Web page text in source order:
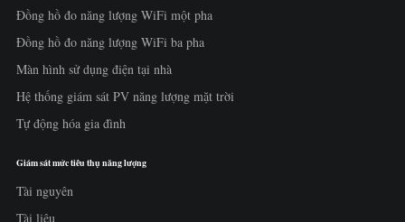
Đồng hồ đo năng lượng WiFi một pha
Đồng hồ đo năng lượng WiFi ba pha
Màn hình sử dụng điện tại nhà
Hệ thống giám sát PV năng lượng mặt trời
Tự động hóa gia đình
Giám sát mức tiêu thụ năng lượng
Tài nguyên
Tài liệu